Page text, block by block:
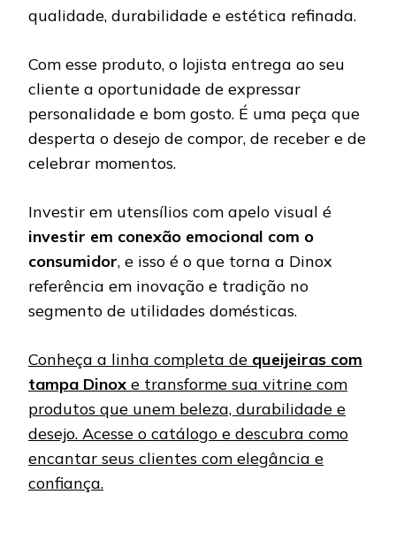
qualidade, durabilidade e estética refinada.
Com esse produto, o lojista entrega ao seu
cliente a oportunidade de expressar
personalidade e bom gosto. É uma peça que
desperta o desejo de compor, de receber e de
celebrar momentos.
Investir em utensílios com apelo visual é
investir em conexão emocional com o
consumidor, e isso é o que torna a Dinox
referência em inovação e tradição no
segmento de utilidades domésticas.
Conheça a linha completa de queijeiras com
tampa Dinox e transforme sua vitrine com
produtos que unem beleza, durabilidade e
desejo. Acesse o catálogo e descubra como
encantar seus clientes com elegância e
confiança.